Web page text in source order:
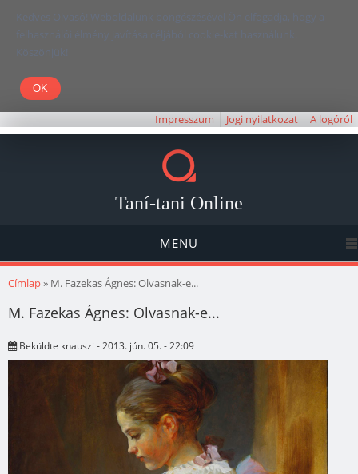
Kedves Olvasó! Weboldalunk böngészésével Ön elfogadja, hogy a
felhasználói élmény javítása céljából cookie-kat használunk.
Köszönjük!
Impresszum Jogi nyilatkozat A logóról
Taní-tani Online
MENU
Jelenlegi hely
Címlap» M. Fazekas Ágnes: Olvasnak-e...
M. Fazekas Ágnes: Olvasnak-e...
Beküldte knauszi - 2013. jún. 05. - 22:09